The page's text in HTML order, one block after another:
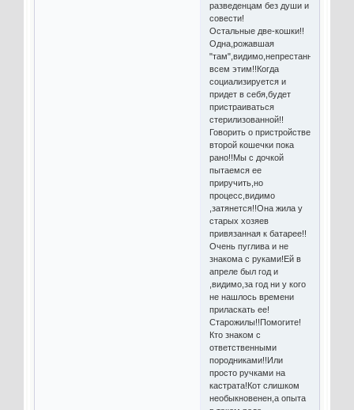
разведенцам без души и
совести!
Остальные две-кошки!!
Одна,рожавшая
всем этим!!Когда
социализируется и
придет в себя,будет
пристраиваться
стерилизованной!!
Говорить о пристройстве
второй кошечки пока
рано!!Мы с дочкой
пытаемся ее
приручить,но
процесс,видимо
,затянется!!Она жила у
старых хозяев
привязанная к батарее!!
Очень пуглива и не
знакома с руками!Ей в
апреле был год и
,видимо,за год ни у кого
не нашлось времени
приласкать ее!
Старожилы!!Помогите!
Кто знаком с
ответственными
породниками!!Или
просто ручками на
кастрата!Кот слишком
необыкновенен,а опыта